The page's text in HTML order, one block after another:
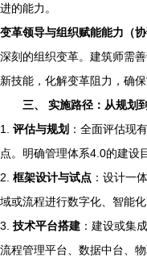
进的能力。
变革领导与组织赋能能力（协
深刻的组织变革。建筑师需
新技能，化解变革阻力，确保
三、 实施路径：从规划
1. 评估与规划 ：全面评估现
点。明确管理体系4.0的建设
2. 框架设计与试点 ：设计一
域或流程进行数字化、智能
3. 技术平台搭建 ：建设或集
流程管理平台、数据中台、